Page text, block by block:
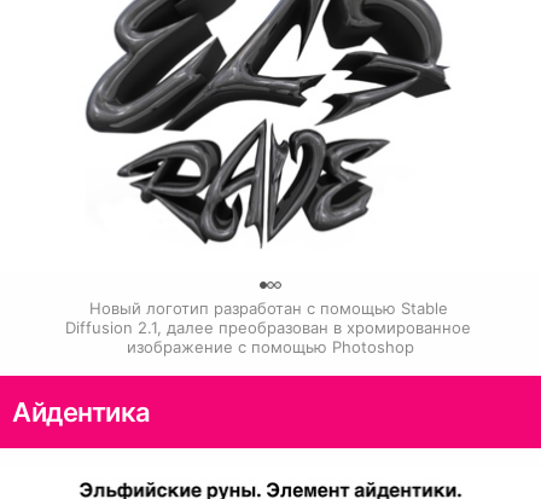
Новый логотип разработан с помощью Stable
Diffusion 2.1, далее преобразован в хромированное
изображение с помощью Photoshop
Айдентика